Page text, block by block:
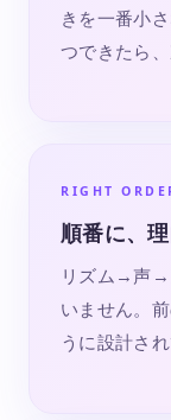
きを一番小
つできたら、
RIGHT
順番に、
リズム→声→
いません。
うに設計され